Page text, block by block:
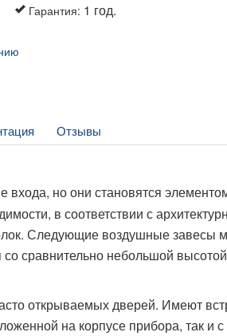
Гарантия: 1 год.
Отзывы
входа, но они становятся
в соответствии с
Следующие воздушные завесы
сравнительно небольшой высотой
открываемых дверей. Имеют
на корпусе прибора, так и с